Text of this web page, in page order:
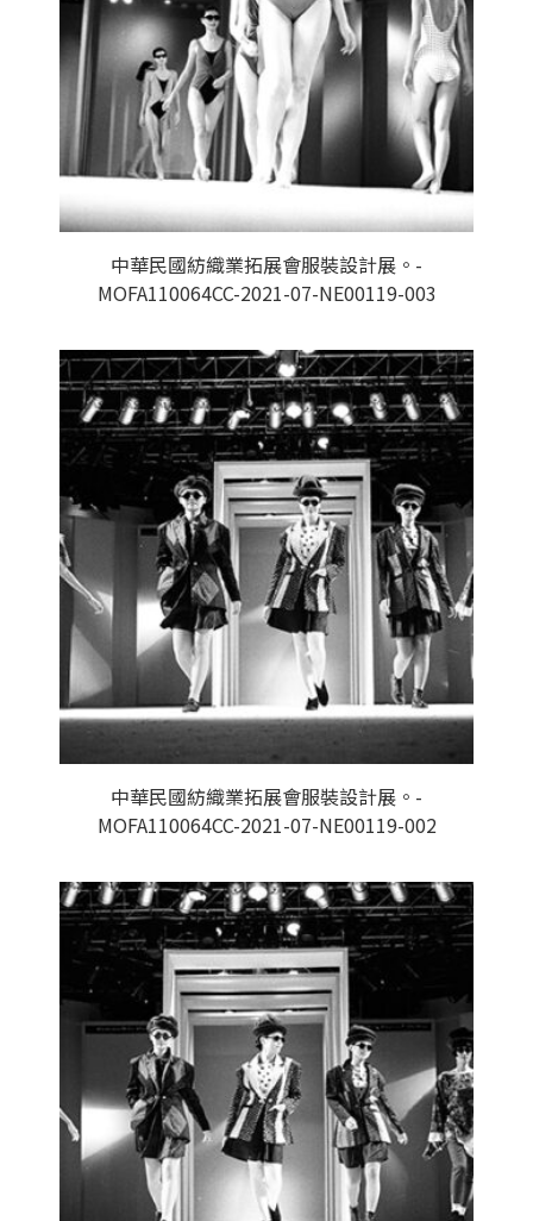
中華民國紡織業拓展會服裝設計展。-
MOFA110064CC-2021-07-NE00119-003
中華民國紡織業拓展會服裝設計展。-
MOFA110064CC-2021-07-NE00119-002